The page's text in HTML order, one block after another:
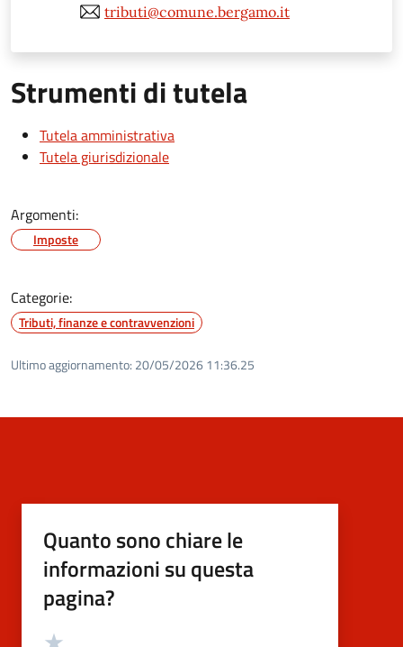
tributi@comune.bergamo.it
Strumenti di tutela
Tutela amministrativa
Tutela giurisdizionale
Argomenti:
Imposte
Categorie:
Tributi, finanze e contravvenzioni
Ultimo aggiornamento: 20/05/2026 11:36.25
Quanto sono chiare le
informazioni su questa
pagina?
Valutazione